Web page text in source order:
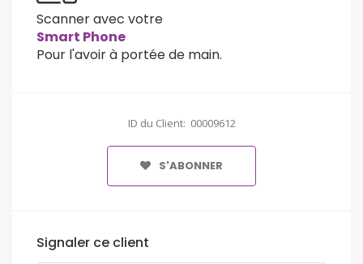
Scanner avec votre
Smart Phone
Pour l'avoir à portée de main.
ID du Client: 00009612
S'ABONNER
Signaler ce client